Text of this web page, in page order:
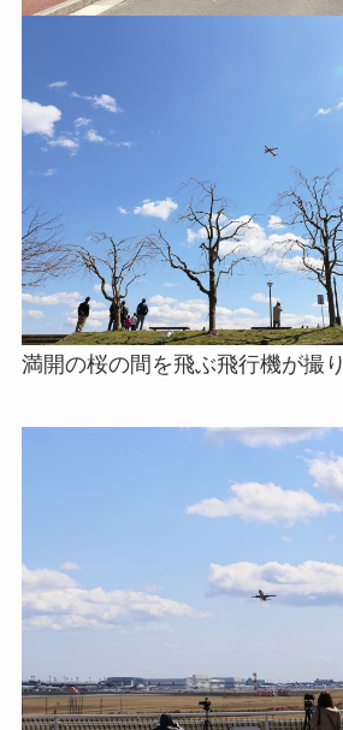
満開の桜の間を飛ぶ飛行機が撮